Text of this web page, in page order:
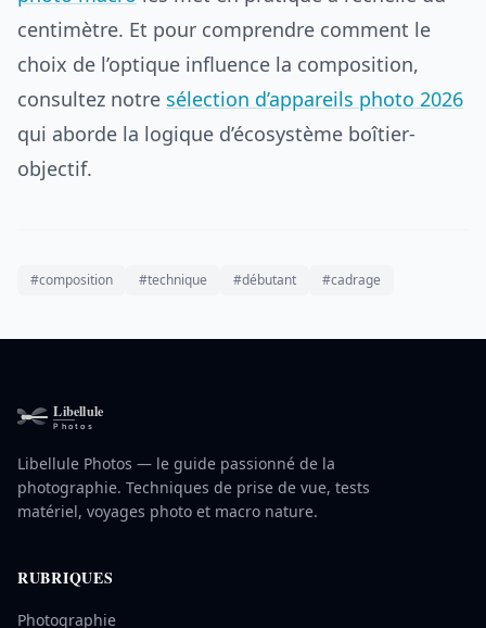
centimètre. Et pour comprendre comment le
choix de l’optique influence la composition,
consultez notre sélection d’appareils photo 2026
qui aborde la logique d’écosystème boîtier-
objectif.
#composition #technique #débutant #cadrage
Libellule Photos — le guide passionné de la
photographie. Techniques de prise de vue, tests
matériel, voyages photo et macro nature.
RUBRIQUES
Photographie